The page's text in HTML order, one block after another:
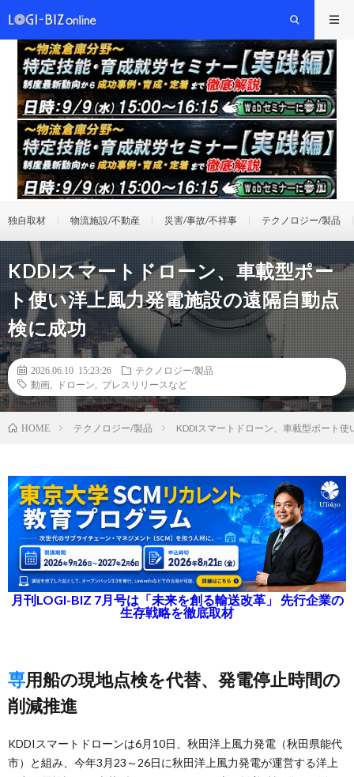
独自取材 物流施設/不動産 災害/事故/不祥事 テクノロジー/製品
KDDIスマートドローン、車載型ポー
ト使い洋上風力発電施設の遠隔自動点
検に成功
2026.06.10 15:23:26
テクノロジー/製品
動画
ドローン プレスリリースなど
HOME テクノロジー/製品 KDDIスマートドローン、車載型ポート
月刊LOGI-BIZ 7月号は「未来を創る輸送改革」 先行企業の
生存戦略を徹底取材
専用船の現地点検を代替、発電停止時間の
削減推進
KDDIスマートドローンは6月10日、秋田洋上風力発電（秋田県能代
市）と組み、今年3月23～26日に秋田洋上風力発電が運営する洋上